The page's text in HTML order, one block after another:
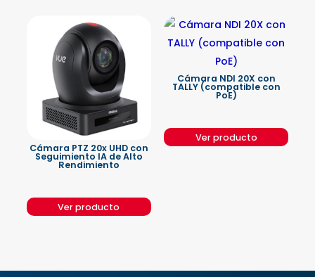
Cámara PTZ 20x UHD con
Seguimiento IA de Alto
Rendimiento
Ver producto
Cámara NDI 20X con
TALLY (compatible con
PoE)
Ver producto